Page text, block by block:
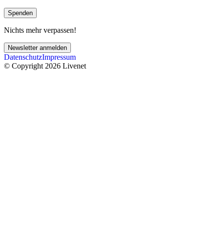
Spenden
Nichts mehr verpassen!
Newsletter anmelden
DatenschutzImpressum
© Copyright 2026 Livenet